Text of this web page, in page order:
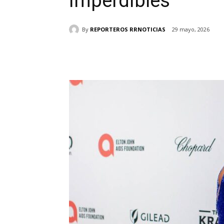
By REPORTEROS RRNOTICIAS 29 mayo, 2026